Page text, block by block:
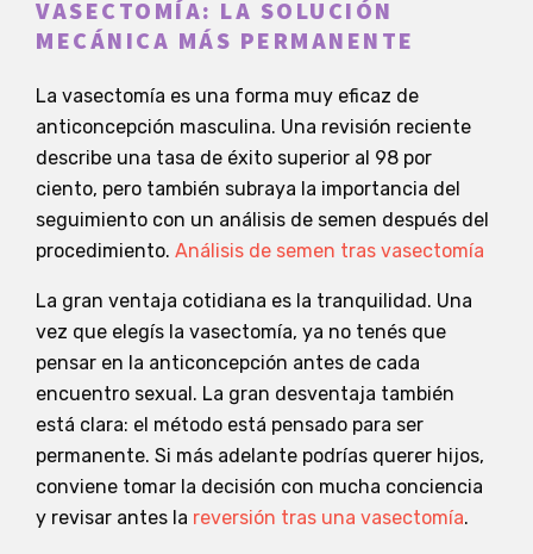
VASECTOMÍA: LA SOLUCIÓN
MECÁNICA MÁS PERMANENTE
La vasectomía es una forma muy eficaz de
anticoncepción masculina. Una revisión reciente
describe una tasa de éxito superior al 98 por
ciento, pero también subraya la importancia del
seguimiento con un análisis de semen después del
procedimiento. Análisis de semen tras vasectomía
La gran ventaja cotidiana es la tranquilidad. Una
vez que elegís la vasectomía, ya no tenés que
pensar en la anticoncepción antes de cada
encuentro sexual. La gran desventaja también
está clara: el método está pensado para ser
permanente. Si más adelante podrías querer hijos,
conviene tomar la decisión con mucha conciencia
y revisar antes la reversión tras una vasectomía.